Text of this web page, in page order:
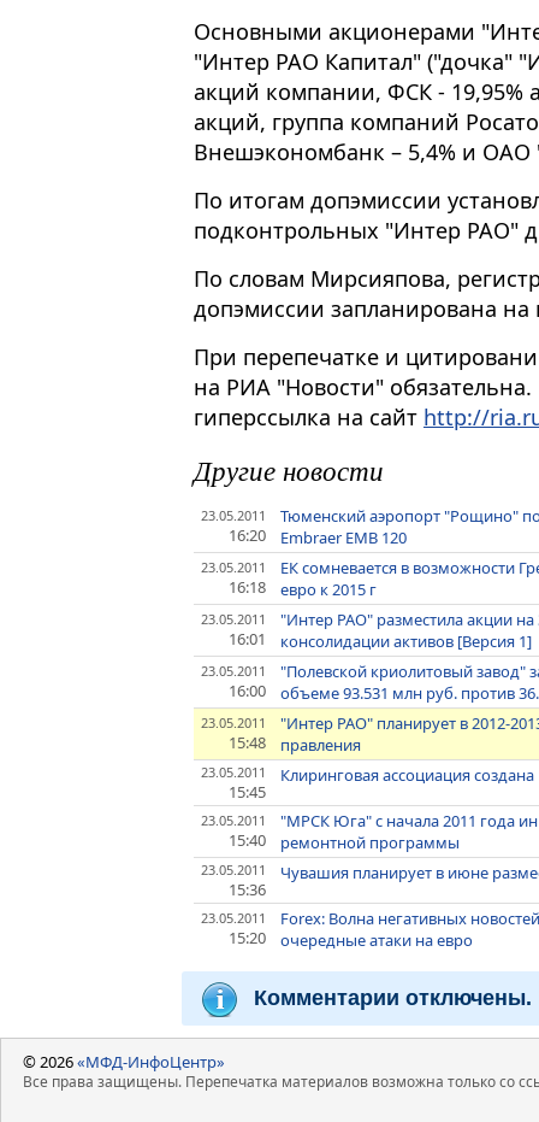
Основными акционерами
"Интер РАО Капитал" ("дочка"
акций компании, ФСК - 19,95%
акций, группа компаний
Внешэкономбанк – 5,4% и ОАО
По итогам допэмиссии
подконтрольных "Интер РАО"
По словам Мирсияпова,
допэмиссии запланирована на
При перепечатке и
на РИА "Новости"
гиперссылка на сайт http://
Другие новости
23.05.2011
16:20
Тюменский аэропорт "Рощино"
Embraer EMB 120
23.05.2011
16:18
ЕК сомневается в возможности
евро к 2015 г
23.05.2011
16:01
"Интер РАО" разместила акции
консолидации активов [Версия 1]
23.05.2011
16:00
"Полевской криолитовый завод"
объеме 93.531 млн руб. против
23.05.2011
15:48
"Интер РАО" планирует в 2012-
правления
23.05.2011
15:45
Клиринговая ассоциация
23.05.2011
15:40
"МРСК Юга" с начала 2011 года
ремонтной программы
23.05.2011
15:36
Чувашия планирует в июне
23.05.2011
15:20
Forex: Волна негативных
очередные атаки на евро
Комментарии отключены.
© 2026«МФД-ИнфоЦентр»
Все права защищены. Перепечатка материалов возможна только со